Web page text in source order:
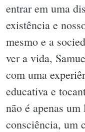
entrar em uma
existência e
mesmo e a
ver a vida,
com uma
educativa e
não é apenas
consciência, um